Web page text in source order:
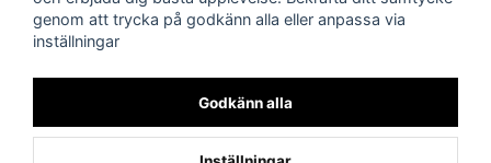
genom att trycka på godkänn alla eller anpassa via
inställningar
Godkänn alla